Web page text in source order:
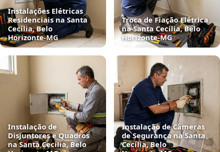
Instalações Elétricas
Residenciais na Santa
Cecília, Belo
Horizonte‑MG
Troca de Fiação Elétrica
na Santa Cecília, Belo
Horizonte‑MG
Instalação de
Disjuntores e Quadros
na Santa Cecília, Belo
Instalação de Câmeras
de Segurança na Santa
Cecília, Belo